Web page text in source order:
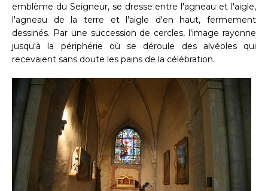
emblème du Seigneur, se dresse entre l'agneau et l'aigle,
l'agneau de la terre et l'aigle d'en haut, fermement
dessinés. Par une succession de cercles, l'image rayonne
jusqu'à la périphérie où se déroule des alvéoles qui
recevaient sans doute les pains de la célébration.